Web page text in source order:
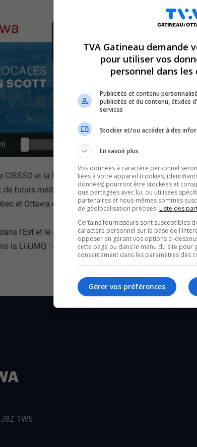
CISSSO et la Faculté de médecine de l’Université
de futurs médecins prêts à pratiquer en Outaouais.
et Ottawa en matière d’infrastructures: la région
l’Est et le chemin Vanier dans l’Ouest à l’ordre du
la LHJMQ : quel est le plan le match pour les
1W5
TVA Gatineau demande
pour utiliser vos
personnel dans les
Publicités et contenu
publicités et du contenu, études
services
Stocker et/ou accéder à des
En savoir plus
Vos données à caractère personnel
liées à votre appareil (cookies,
données) pourront être stockées et
que partagées avec lui, ou utilisées
partenaires et nous-mêmes sommes
de géolocalisation précises. Liste des
Certains fournisseurs sont susceptibles
caractère personnel sur la base de
opposer en gérant vos options ci-
cette page ou dans le menu du site pour
consentement dans les paramètres des
Gérer vos préférences